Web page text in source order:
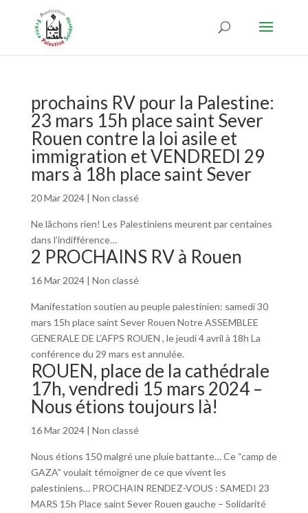
prochains RV pour la Palestine:
23 mars 15h place saint Sever
Rouen contre la loi asile et
immigration et VENDREDI 29
mars à 18h place saint Sever
20 Mar 2024| Non classé
Ne lâchons rien! Les Palestiniens meurent par centaines
dans l’indifférence…
2 PROCHAINS RV à Rouen
16 Mar 2024| Non classé
Manifestation soutien au peuple palestinien: samedi 30
mars 15h place saint Sever Rouen Notre ASSEMBLEE
GENERALE DE L’AFPS ROUEN , le jeudi 4 avril à 18h La
conférence du 29 mars est annulée.
ROUEN, place de la cathédrale
17h, vendredi 15 mars 2024 –
Nous étions toujours là!
16 Mar 2024| Non classé
Nous étions 150 malgré une pluie battante… Ce “camp de
GAZA” voulait témoigner de ce que vivent les
palestiniens… PROCHAIN RENDEZ-VOUS : SAMEDI 23
MARS 15h Place saint Sever Rouen gauche – Solidarité